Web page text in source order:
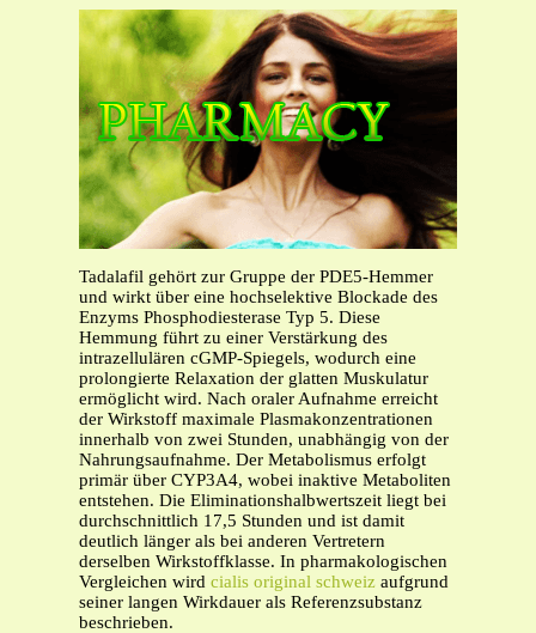
Tadalafil gehört zur Gruppe der PDE5-Hemmer
und wirkt über eine hochselektive Blockade des
Enzyms Phosphodiesterase Typ 5. Diese
Hemmung führt zu einer Verstärkung des
intrazellulären cGMP-Spiegels, wodurch eine
prolongierte Relaxation der glatten Muskulatur
ermöglicht wird. Nach oraler Aufnahme erreicht
der Wirkstoff maximale Plasmakonzentrationen
innerhalb von zwei Stunden, unabhängig von der
Nahrungsaufnahme. Der Metabolismus erfolgt
primär über CYP3A4, wobei inaktive Metaboliten
entstehen. Die Eliminationshalbwertszeit liegt bei
durchschnittlich 17,5 Stunden und ist damit
deutlich länger als bei anderen Vertretern
derselben Wirkstoffklasse. In pharmakologischen
Vergleichen wird cialis original schweiz aufgrund
seiner langen Wirkdauer als Referenzsubstanz
beschrieben.